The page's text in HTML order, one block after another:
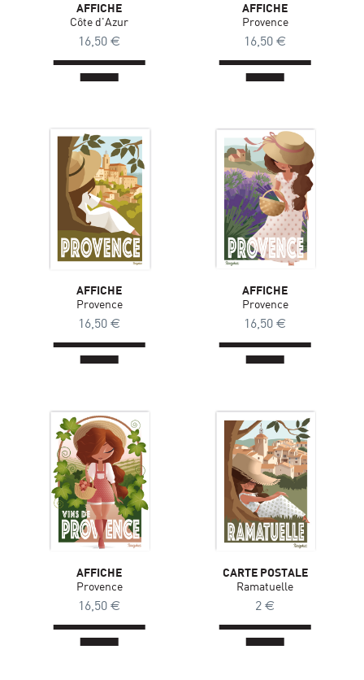
AFFICHE
Côte d'Azur
16,50 €
AFFICHE
Provence
16,50 €
AFFICHE
Provence
16,50 €
AFFICHE
Provence
16,50 €
AFFICHE
Provence
16,50 €
CARTE POSTALE
Ramatuelle
2 €